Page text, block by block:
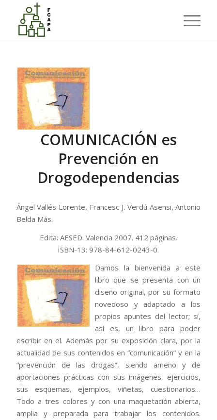
Últimas entradas
Usted está aquí:
COMUNICACIÓN es Prevención en Drogodependencias
COMUNICACIÓN es
Prevención en
Drogodependencias
Ángel Vallés Lorente, Francesc J. Verdú Asensi, Antonio
Belda Más.
Edita: AESED. Valencia 2007. 412 páginas.
ISBN-13: 978-84-612-0243-0.
Damos la bienvenida a este
libro que se presenta con un
diseño original, por su formato
novedoso y adaptado a los
propios apuntes del lector; sí,
así es, un libro para poder
escribir en el. Además por su exposición clara, por la
actualidad de sus contenidos en “comunicación” y en la
“prevención de las drogas”, siendo ameno y de
aportaciones prácticas con sus imágenes, ejercicios,
sus esquemas, ejemplos, viñetas, cuestionarios…
Todo a tres colores y con una maquetación abierta,
amplia y preparada para trabajar los contenidos.